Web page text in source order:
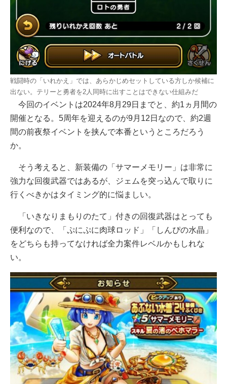
戦闘時の「いれかえ」では、あらかじめセットしている方しか候補に
出ない。テリーと勇者を2人同時に出すことはできない仕組みだ
今回のイベントは2024年8月29日までと、約1ヵ月間の
開催となる。5周年を迎えるのが9月12日なので、約2週
間の前夜祭イベントを挟んで本番というところだろう
か。
そう考えると、新装備の「サマーメモリー」は非常に
強力な回復武器ではあるが、ジェムを突っ込んで取りに
行くべきかはタイミング的に悩ましい。
「いきなりまもりのたて」付きの回復武器はとっても
便利なので、「ぷにぷに肉球ロッド」「しんぴの水晶」
をどちらも持ってなければ全力案件レベルかもしれな
い。